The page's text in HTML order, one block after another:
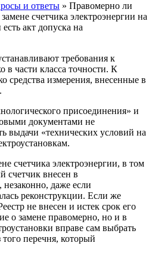
и ответы » Правомерно ли
счетчика электроэнергии на
акт допуска на
требования к
в части класса точности. К
средства измерения, внесенные в
присоединения» и
документами не
выдачи «технических условий на
счетчика электроэнергии, в том
счетчик внесен в
незаконно, даже если
реконструкции. Если же
не внесен и истек срок его
о замене правомерно, но и в
вправе сам выбрать
того перечня, который